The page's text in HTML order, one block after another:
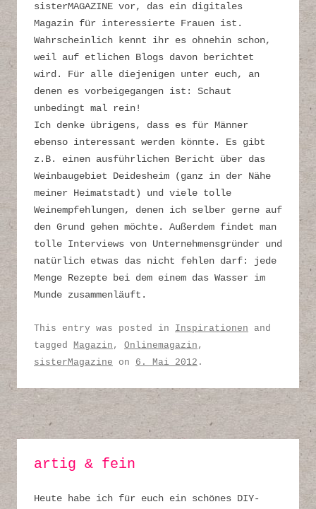
sisterMAGAZINE vor, das ein digitales
Magazin für interessierte Frauen ist.
Wahrscheinlich kennt ihr es ohnehin schon,
weil auf etlichen Blogs davon berichtet
wird. Für alle diejenigen unter euch, an
denen es vorbeigegangen ist: Schaut
unbedingt mal rein!
Ich denke übrigens, dass es für Männer
ebenso interessant werden könnte. Es gibt
z.B. einen ausführlichen Bericht über das
Weinbaugebiet Deidesheim (ganz in der Nähe
meiner Heimatstadt) und viele tolle
Weinempfehlungen, denen ich selber gerne auf
den Grund gehen möchte. Außerdem findet man
tolle Interviews von Unternehmensgründer und
natürlich etwas das nicht fehlen darf: jede
Menge Rezepte bei dem einem das Wasser im
Munde zusammenläuft.
This entry was posted in Inspirationen and
tagged Magazin , Onlinemagazin ,
sisterMagazine on 6. Mai 2012 .
artig & fein
Heute habe ich für euch ein schönes DIY-